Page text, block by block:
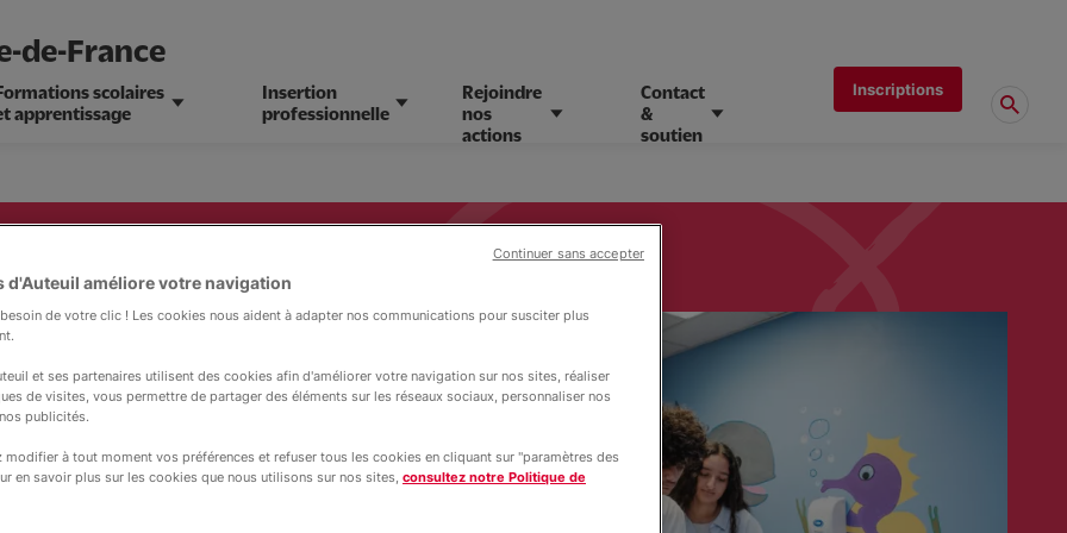
de-France
scolaires
apprentissage
Insertion
professionnelle
Rejoindre
nos
actions
Contact
&
soutien
Inscriptions
et
d'Auteuil améliore votre navigation
de votre clic ! Les cookies nous aident à adapter nos communications pour susciter plus
et ses partenaires utilisent des cookies afin d'améliorer votre navigation sur nos sites, réaliser
de visites, vous permettre de partager des éléments sur les réseaux sociaux, personnaliser nos
publicités.
modifier à tout moment vos préférences et refuser tous les cookies en cliquant sur "paramètres des
en savoir plus sur les cookies que nous utilisons sur nos sites, consultez notre Politique de
Continuer sans accepter